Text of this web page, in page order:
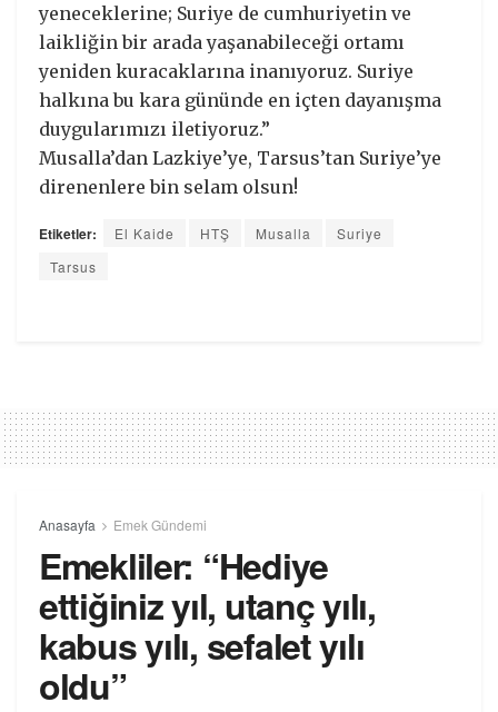
yeneceklerine; Suriye de cumhuriyetin ve
laikliğin bir arada yaşanabileceği ortamı
yeniden kuracaklarına inanıyoruz. Suriye
halkına bu kara gününde en içten dayanışma
duygularımızı iletiyoruz.”
Musalla’dan Lazkiye’ye, Tarsus’tan Suriye’ye
direnenlere bin selam olsun!
Etiketler: El Kaide HTŞ Musalla
Suriye
Tarsus
Anasayfa Emek Gündemi
Emekliler: “Hediye
ettiğiniz yıl, utanç yılı,
kabus yılı, sefalet yılı
oldu”